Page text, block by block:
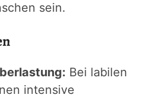
sein.
Bei labilen
intensive